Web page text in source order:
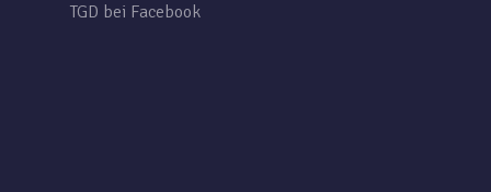
TGD bei Facebook